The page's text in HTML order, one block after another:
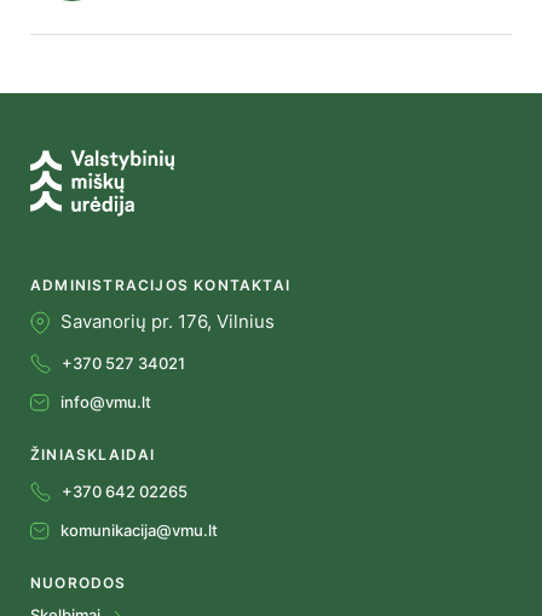
ADMINISTRACIJOS KONTAKTAI
Savanorių pr. 176, Vilnius
+370 527 34021
info@vmu.lt
ŽINIASKLAIDAI
+370 642 02265
komunikacija@vmu.lt
NUORODOS